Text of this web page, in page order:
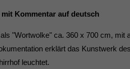
Kommentar auf deutsch
"Wortwolke" ca. 360 x 700 cm,
erklärt das Kunstwerk
leuchtet.